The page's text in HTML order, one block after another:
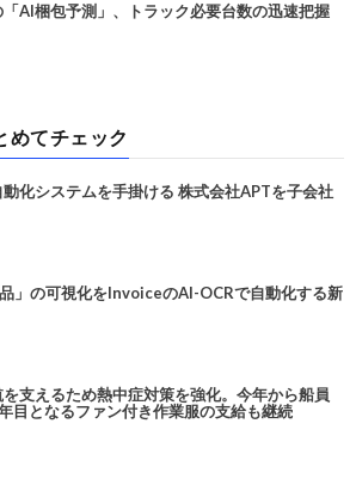
「AI梱包予測」、トラック必要台数の迅速把握
めてチェック
化システムを手掛ける 株式会社APTを子会社
」の可視化をInvoiceのAI-OCRで自動化する新
支えるため熱中症対策を強化。今年から船員
目となるファン付き作業服の支給も継続